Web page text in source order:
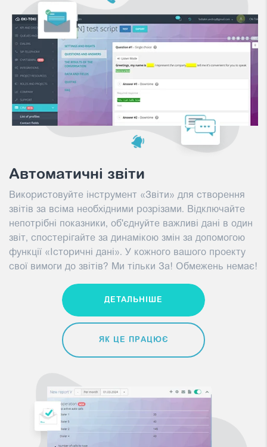
Автоматичні звіти
Використовуйте інструмент «Звіти» для створення
звітів за всіма необхідними розрізами. Відключайте
непотрібні показники, об'єднуйте важливі дані в один
звіт, спостерігайте за динамікою змін за допомогою
функції «Історичні дані». У кожного вашого проекту
свої вимоги до звітів? Ми тільки За! Обмежень немає!
ДЕТАЛЬНІШЕ
ЯК ЦЕ ПРАЦЮЄ